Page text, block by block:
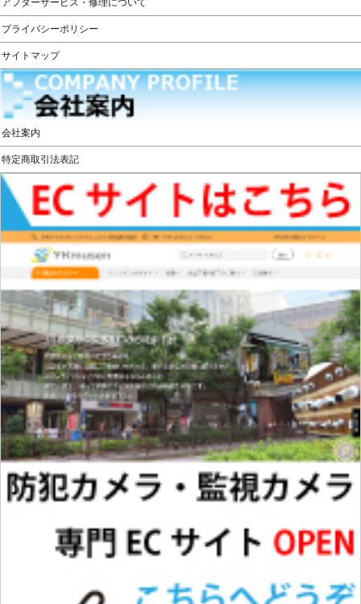
アフターサービス・修理について
プライバシーポリシー
サイトマップ
会社案内
特定商取引法表記